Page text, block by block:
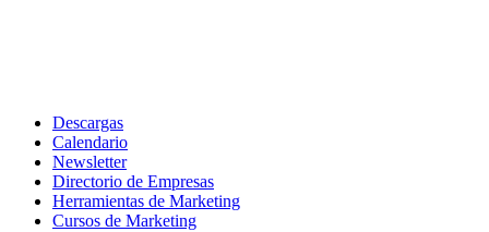
Descargas
Calendario
Newsletter
Directorio de Empresas
Herramientas de Marketing
Cursos de Marketing